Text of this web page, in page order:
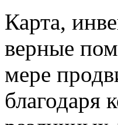
Карта,
верные
мере
благодаря